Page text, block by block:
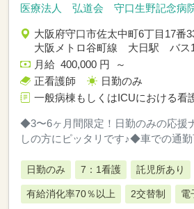
医療法人 弘道会 守口生野記念病
大阪府守口市佐太中町6丁目17番
大阪メトロ谷町線 大日駅 バス
月給 400,000 円 ～
正看護師
日勤のみ
一般病棟もしくはICUにおける看
◆3〜6ヶ月間限定！日勤のみの応援
しの方にピッタリです♪◆車での通勤
日勤のみ 7：1看護 託児所あり
有給消化率70％以上 2交替制 電